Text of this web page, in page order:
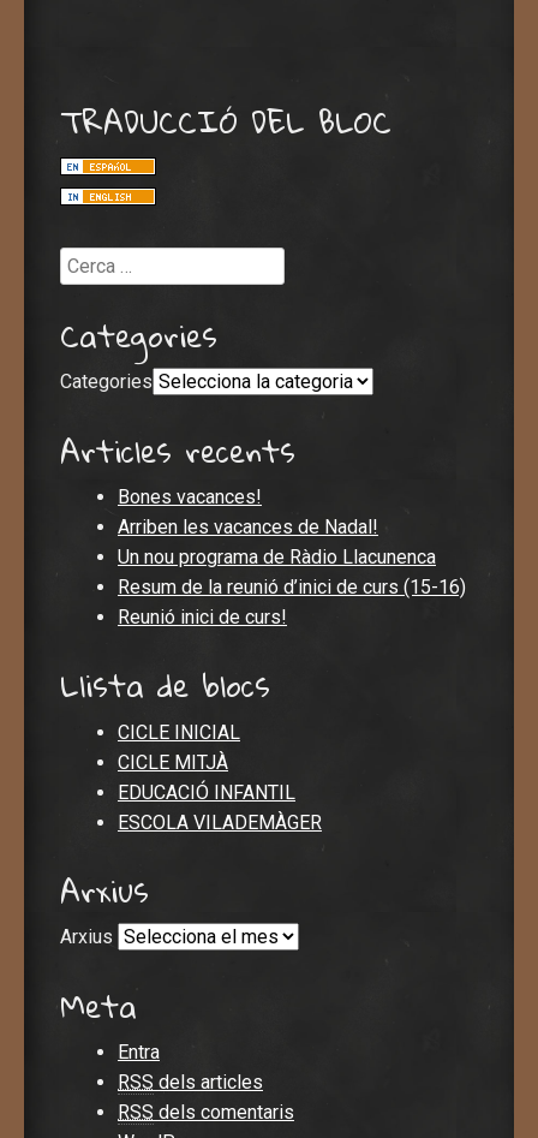
TRADUCCIÓ DEL BLOC
Cerca
Categories
Categories
Articles recents
Bones vacances!
Arriben les vacances de Nadal!
Un nou programa de Ràdio Llacunenca
Resum de la reunió d’inici de curs (15-16)
Reunió inici de curs!
Llista de blocs
CICLE INICIAL
CICLE MITJÀ
EDUCACIÓ INFANTIL
ESCOLA VILADEMÀGER
Arxius
Arxius
Meta
Entra
RSS dels articles
RSS dels comentaris